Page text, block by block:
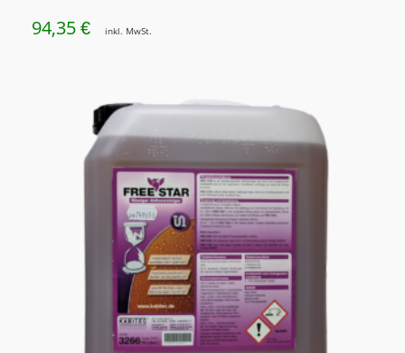
94,35 € inkl. MwSt.